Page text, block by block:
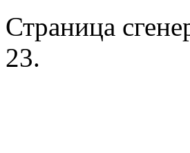
Страница
23.